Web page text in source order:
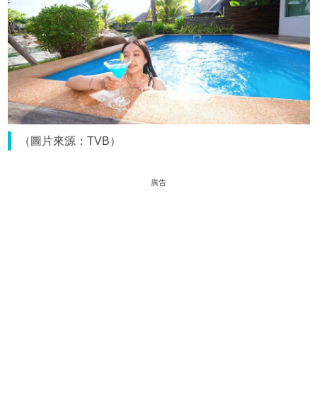
（圖片來源：TVB）
廣告